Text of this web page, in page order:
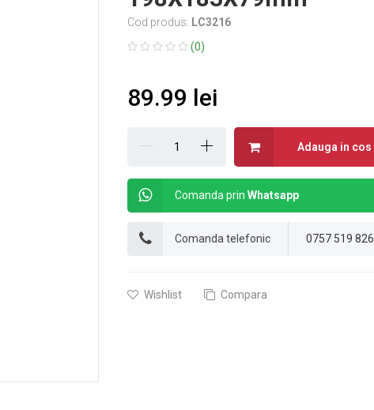
Cod produs: LC3216
(0)
89.99 lei
Adauga in cos
Comanda prinWhatsapp
Comanda telefonic 0757 519 826
Wishlist Compara